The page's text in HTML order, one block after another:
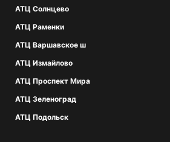
АТЦ Солнцево
АТЦ Раменки
АТЦ Варшавское ш
АТЦ Измайлово
АТЦ Проспект Мира
АТЦ Зеленоград
АТЦ Подольск